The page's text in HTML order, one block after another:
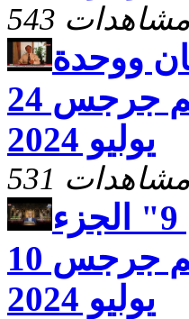
543 مشاهدات
ووحدة
الثالوث الأقدس ) مع ق د وجيد فهيم جرجس 24
يوليو 2024
531 مشاهدات
صوت المحبة ( الكتاب المقدس 9" الجزء
الثالث والاخير ) مع ق د وجيد فهيم جرجس 10
يوليو 2024